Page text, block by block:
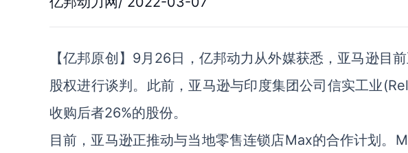
【亿邦原创】9月26日，亿邦动力从外媒获悉，亚马逊目
股权进行谈判。此前，亚马逊与印度集团公司信实工业
收购后者26%的股份。
目前，亚马逊正推动与当地零售连锁店Max的合作计划。